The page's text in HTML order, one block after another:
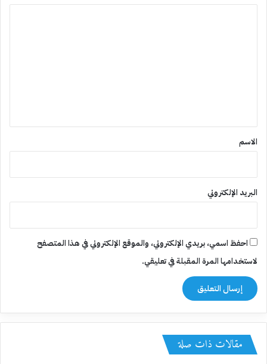
*
الاسم
البريد الإلكتروني
احفظ اسمي، بريدي الإلكتروني، والموقع الإلكتروني في هذا المتصفح
لاستخدامها المرة المقبلة في تعليقي.
مقالات ذات صلة